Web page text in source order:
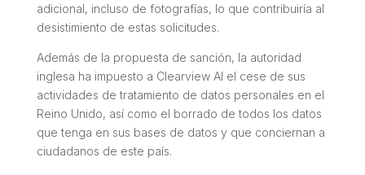
adicional, incluso de fotografías, lo que contribuiría al
desistimiento de estas solicitudes.
Además de la propuesta de sanción, la autoridad
inglesa ha impuesto a Clearview AI el cese de sus
actividades de tratamiento de datos personales en el
Reino Unido, así como el borrado de todos los datos
que tenga en sus bases de datos y que conciernan a
ciudadanos de este país.